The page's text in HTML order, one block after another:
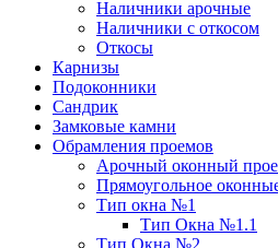
Наличники арочные
Наличники с откосом
Откосы
Карнизы
Подоконники
Сандрик
Замковые камни
Обрамления проемов
Арочный оконный
Прямоугольное
Тип окна №1
Тип Окна №1.1
Тип Окна №2